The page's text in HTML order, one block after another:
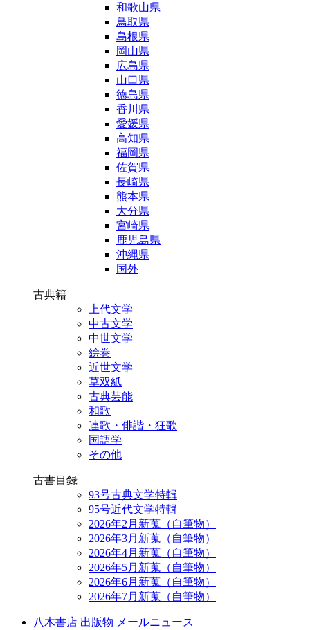
和歌山県
鳥取県
島根県
岡山県
広島県
山口県
徳島県
香川県
愛媛県
高知県
福岡県
佐賀県
長崎県
熊本県
大分県
宮崎県
鹿児島県
沖縄県
国外
古典籍
上代文学
中古文学
中世文学
絵巻
近世文学
草双紙
古典芸能
和歌
連歌・俳諧・狂歌
国語学
その他
古書目録
93号古典文学特輯
95号近代文学特輯
2026年2月新蒐（自筆物）
2026年3月新蒐（自筆物）
2026年4月新蒐（自筆物）
2026年5月新蒐（自筆物）
2026年6月新蒐（自筆物）
2026年7月新蒐（自筆物）
八木書店 出版物 メールニュース